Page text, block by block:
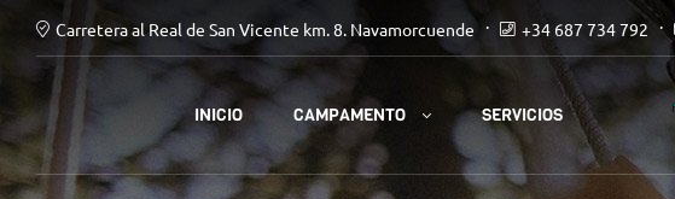
Carretera al Real de San Vicente km. 8. Navamorcuende +34 687 734 792
INICIO CAMPAMENTO SERVICIOS